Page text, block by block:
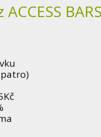
BARS